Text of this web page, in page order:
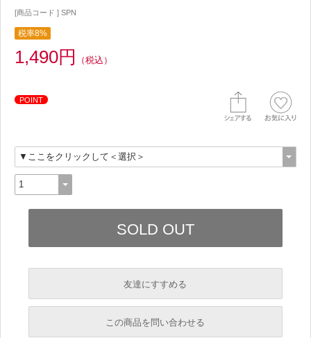
[商品コード ] SPN
税率8%
1,490円 （税込）
POINT
友達にすすめる
必須
この商品を問い合わせる